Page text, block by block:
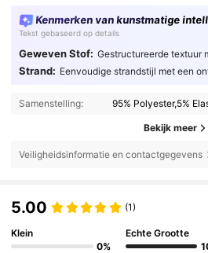
Kenmerken van kunstmatige
Tekst gebaseerd op details
Geweven Stof: Gestructureerde textuur
Strand: Eenvoudige strandstijl met een
Samenstelling: 95% Polyester,5%
Bekijk meer
Veiligheidsinformatie en contactgegevens
5.00 (1)
Klein
0%
Echte Grootte